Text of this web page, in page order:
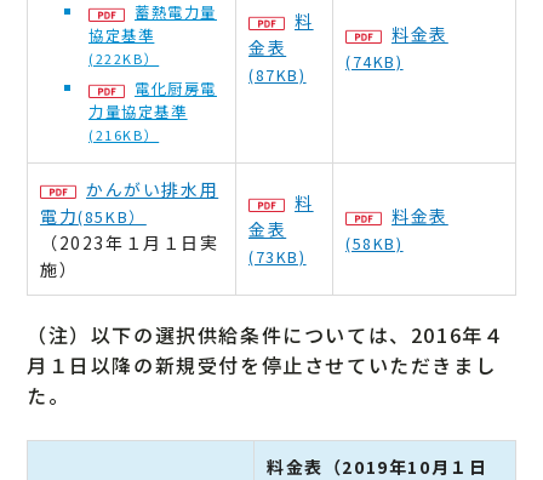
蓄熱電力量
協定基準
(222KB）
電化厨房電
力量協定基準
(216KB）
料
金表
(87KB)
料金表
(74KB)
かんがい排水用
電力(85KB）
（2023年１月１日実
施）
料
金表
(73KB)
料金表
(58KB)
（注）以下の選択供給条件については、2016年４
月１日以降の新規受付を停止させていただきまし
た。
料金表（2019年10月１日